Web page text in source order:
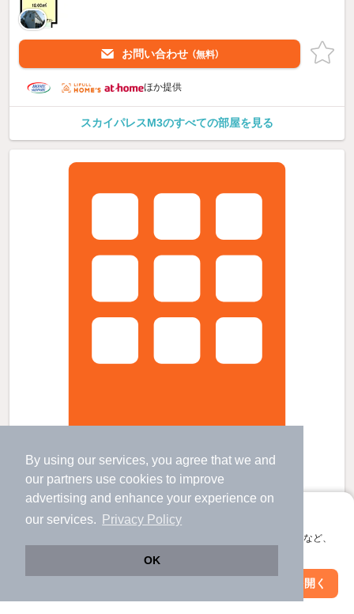
By using our services, you agree that we and
our partners use cookies to improve
advertising and enhance your experience on
our services.
Privacy Policy
OK
アプリに切り替えて、サクサクお部屋探し
会員登録なしですぐ使える。マップ検索やお気に入り保存など、
アプリを開く
お問い合わせ （無料）
ほか提供
スカイパレスM3のすべての部屋を見る
パークサイド国領の賃貸物件
国領駅 歩 4分 （京王線）
布田駅 歩 8 分 （京王線）
調布駅 歩10分 （京王線
東京都調布市国領町４丁目16-1
2階建 / 33年11ヶ月 / 木造
絞り込み条件を変更